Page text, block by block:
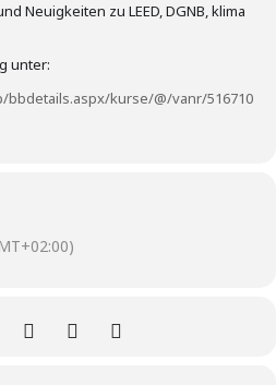
Neuigkeiten zu LEED, DGNB, klima
unter:
kurse/@/vanr/516710